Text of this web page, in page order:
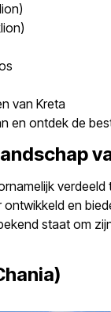
van Kreta
en ontdek de
en
staat om